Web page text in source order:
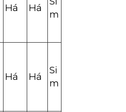
Há Há
m
Há Há
Si
m